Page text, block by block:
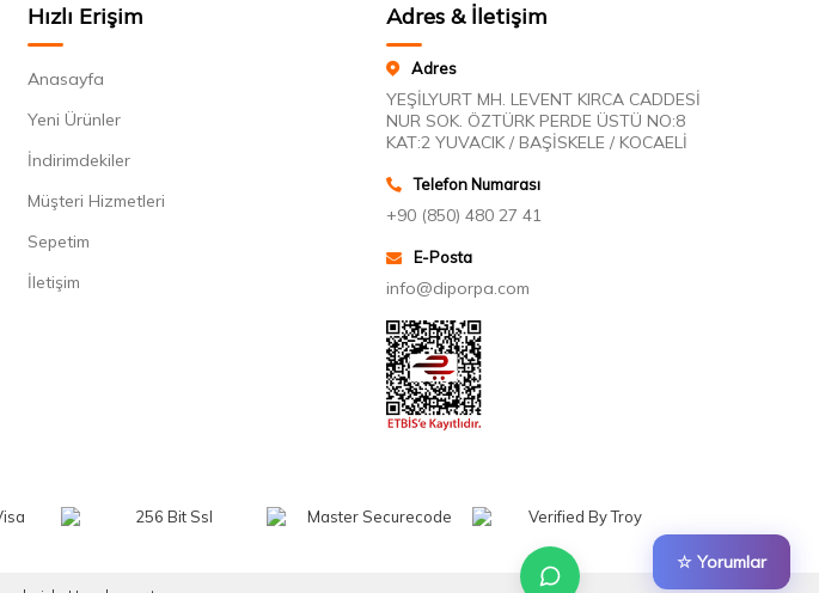
☆ Yorumlar
Hızlı Erişim
Anasayfa
Yeni Ürünler
İndirimdekiler
Müşteri Hizmetleri
Sepetim
İletişim
Adres & İletişim
Adres
YEŞİLYURT MH. LEVENT KIRCA CADDESİ
NUR SOK. ÖZTÜRK PERDE ÜSTÜ NO:8
KAT:2 YUVACIK / BAŞİSKELE / KOCAELİ
Telefon Numarası
+90 (850) 480 27 41
E-Posta
info@diporpa.com